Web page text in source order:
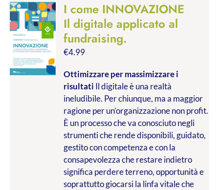
I come INNOVAZIONE
Il digitale applicato al
fundraising.
€4.99
Ottimizzare per massimizzare i
risultati Il digitale è una realtà
ineludibile. Per chiunque, ma a maggior
ragione per un’organizzazione non profit.
È un processo che va conosciuto negli
strumenti che rende disponibili, guidato,
gestito con competenza e con la
consapevolezza che restare indietro
significa perdere terreno, opportunità e
soprattutto giocarsi la linfa vitale che